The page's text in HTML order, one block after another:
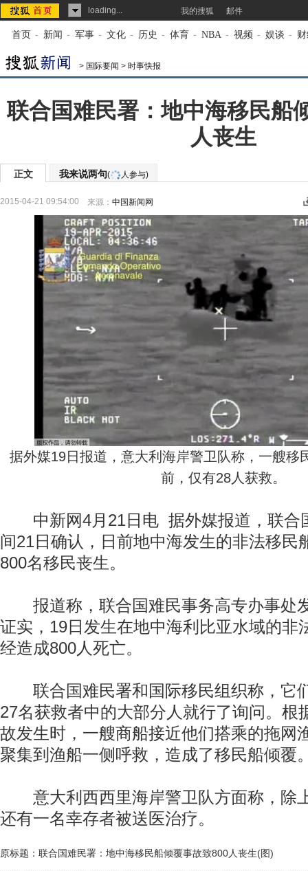
loading... 我的搜狐 邮件
首页 - 新闻 - 军事 - 文化 - 历史 - 体育 - NBA - 视频 - 娱谈 -
> 国际要闻 > 时事快报
联合国难民署：地中海移民船
人丧生
正文 我来说两句( 人参与)
2015-04-21 09:54:00 来源： 中国新闻网
据外媒19日报道，意大利海岸警卫队称，一艘移
前，仅有28人获救。
中新网4月21日电 据外媒报道，联合
间21日确认，日前地中海发生的非法移民
800名移民丧生。
报道称，联合国难民事务高专办事处
证实，19日发生在地中海利比亚水域的非
经造成800人死亡。
联合国难民署和国际移民组织称，它
27名获救者中的大部分人就行了询问。根
故发生时，一艘商船接近他们搭乘的拖网
聚集到渔船一侧呼救，造成了移民船倾覆
意大利西西里海岸警卫队方面称，除
还有一名幸存者被送医治疗。
原标题：联合国难民署：地中海移民船倾覆事故致800人丧生(图)